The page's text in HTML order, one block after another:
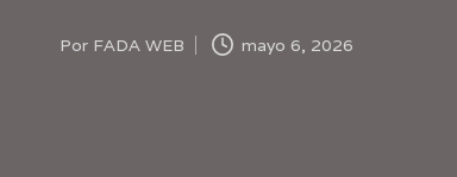
Publicado
Por FADA WEB mayo 6, 2026